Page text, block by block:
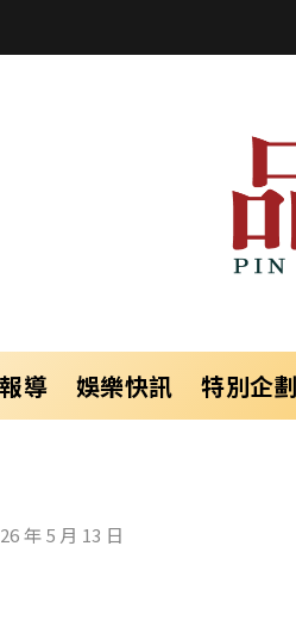
導 娛樂快訊 特別企劃
年 5 月 13 日